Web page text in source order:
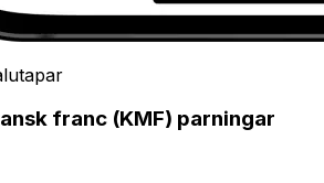
franc (KMF) parningar